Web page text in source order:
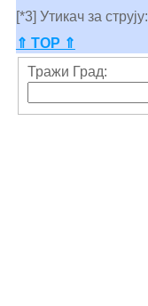
[*3] Утикач за струју:
⇑ TOP ⇑
Тражи Град: